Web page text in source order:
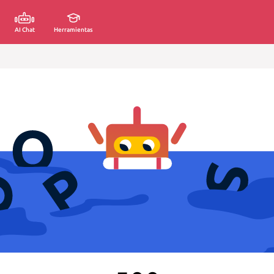
AI Chat Herramientas